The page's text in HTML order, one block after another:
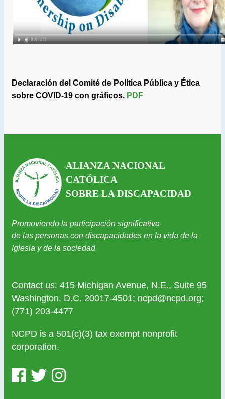
Declaración del Comité de Política Pública y Ética
sobre COVID-19 con gráficos. PDF
ALIANZA NACIONAL
CATÓLICA
SOBRE LA DISCAPACIDAD
Promoviendo la participación significativa
de las personas con discapacidades en la vida de la
Iglesia y de la sociedad.
Contact us: 415 Michigan Avenue, N.E., Suite 95
Washington, D.C. 20017-4501; ncpd@ncpd.org;
(771) 203-4477
NCPD is a 501(c)(3) tax exempt nonprofit
corporation.